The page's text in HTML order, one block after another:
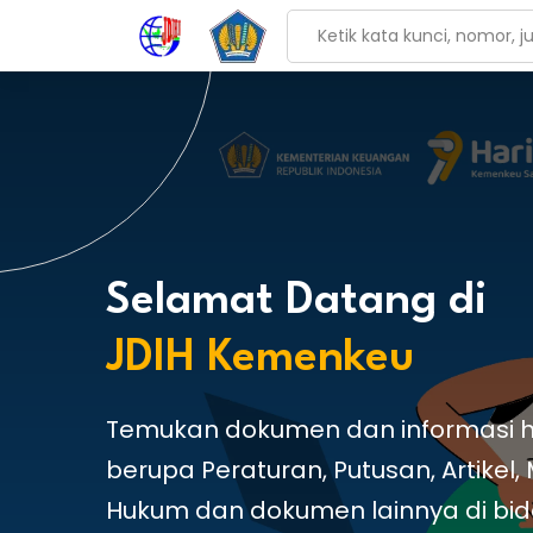
Selamat Datang di
JDIH Kemenkeu
Temukan dokumen dan informasi
berupa Peraturan, Putusan, Artikel,
Hukum dan dokumen lainnya di